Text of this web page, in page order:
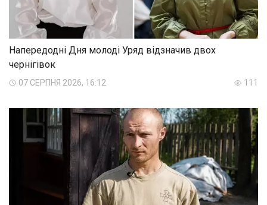
Напередодні Дня молоді Уряд відзначив двох
чернігівок
07 СЕРПНЯ 2026, 16:12 111